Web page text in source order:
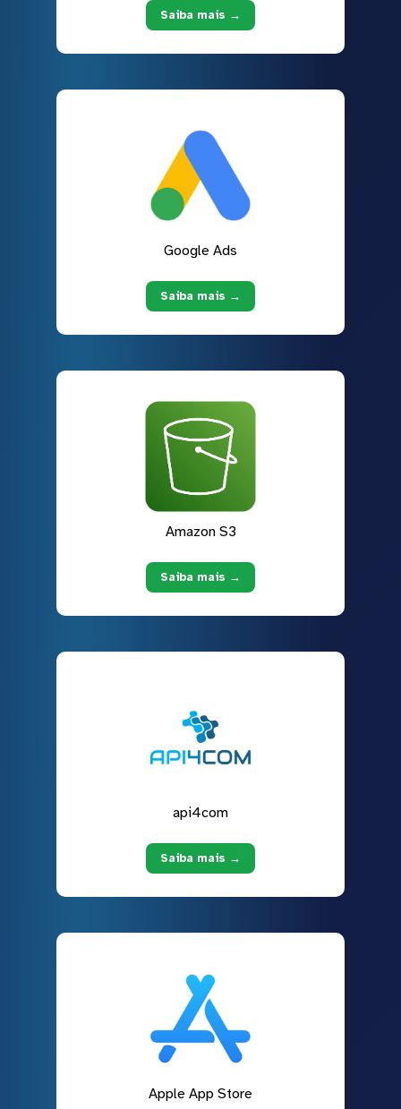
Saiba mais →
Google Ads
Saiba mais →
Amazon S3
Saiba mais →
api4com
Saiba mais →
Apple App Store